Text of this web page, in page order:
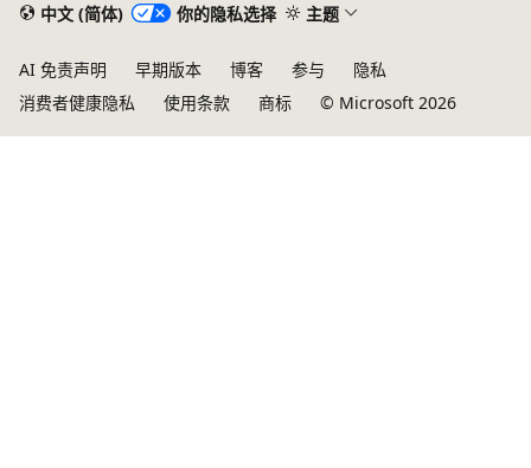
中文 (简体) 你的隐私选择 主题
AI 免责声明 早期版本 博客 参与
隐私
消费者健康隐私
使用条款 商标 © Microsoft 2026